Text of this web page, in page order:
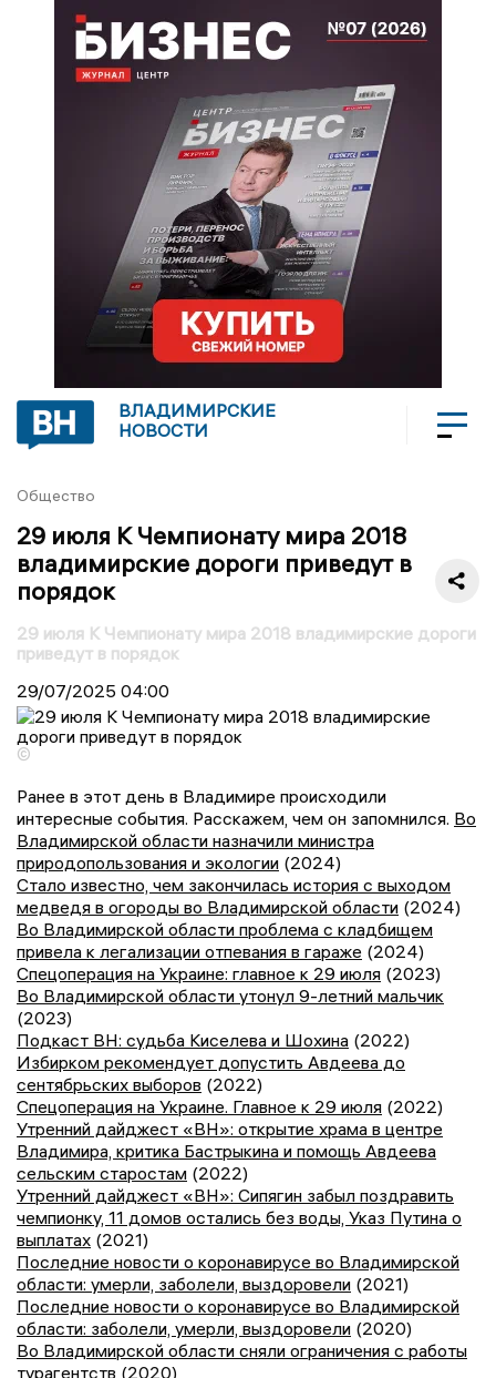
ВЛАДИМИРСКИЕ
НОВОСТИ
Общество
29 июля К Чемпионату мира 2018
владимирские дороги приведут в
порядок
29 июля К Чемпионату мира 2018 владимирские дороги
приведут в порядок
29/07/2025 04:00
©
Ранее в этот день в Владимире происходили
интересные события. Расскажем, чем он запомнился. Во
Владимирской области назначили министра
природопользования и экологии (2024)
Стало известно, чем закончилась история с выходом
медведя в огороды во Владимирской области (2024)
Во Владимирской области проблема с кладбищем
привела к легализации отпевания в гараже (2024)
Спецоперация на Украине: главное к 29 июля (2023)
Во Владимирской области утонул 9-летний мальчик
(2023)
Подкаст ВН: судьба Киселева и Шохина (2022)
Избирком рекомендует допустить Авдеева до
сентябрьских выборов (2022)
Спецоперация на Украине. Главное к 29 июля (2022)
Утренний дайджест «ВН»: открытие храма в центре
Владимира, критика Бастрыкина и помощь Авдеева
сельским старостам (2022)
Утренний дайджест «ВН»: Сипягин забыл поздравить
чемпионку, 11 домов остались без воды, Указ Путина о
выплатах (2021)
Последние новости о коронавирусе во Владимирской
области: умерли, заболели, выздоровели (2021)
Последние новости о коронавирусе во Владимирской
области: заболели, умерли, выздоровели (2020)
Во Владимирской области сняли ограничения с работы
турагентств (2020)